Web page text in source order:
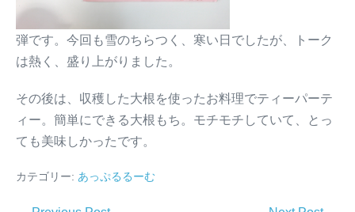
弾です。今回も雪のちらつく、寒い日でしたが、トーク
は熱く、盛り上がりました。
その後は、収穫した大根を使ったお料理でティーパーテ
ィー。簡単にできる大根もち。モチモチしていて、とっ
ても美味しかったです。
カテゴリー: あっぷるるーむ